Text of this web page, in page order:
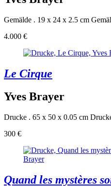
Gemälde . 19 x 24 x 2.5 cm
4.000 €
Le Cirque
Yves Brayer
Drucke . 65 x 50 x 0.05 cm
300 €
Quand les mystères